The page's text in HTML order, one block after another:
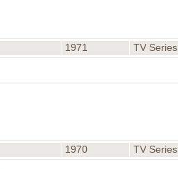
1971 TV Series
1970 TV Series